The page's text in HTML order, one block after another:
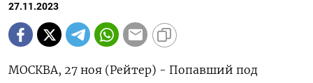
27.11.2023
МОСКВА, 27 ноя (Рейтер) - Попавший под